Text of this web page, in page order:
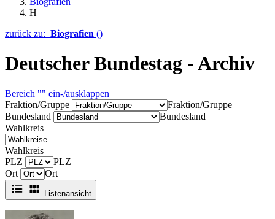
H
zurück zu: Biografien ()
Deutscher Bundestag - Archiv
Bereich "" ein-/ausklappen
Fraktion/Gruppe
Fraktion/Gruppe
Bundesland
Bundesland
Wahlkreis
Wahlkreis
PLZ
PLZ
Ort
Ort
Listenansicht